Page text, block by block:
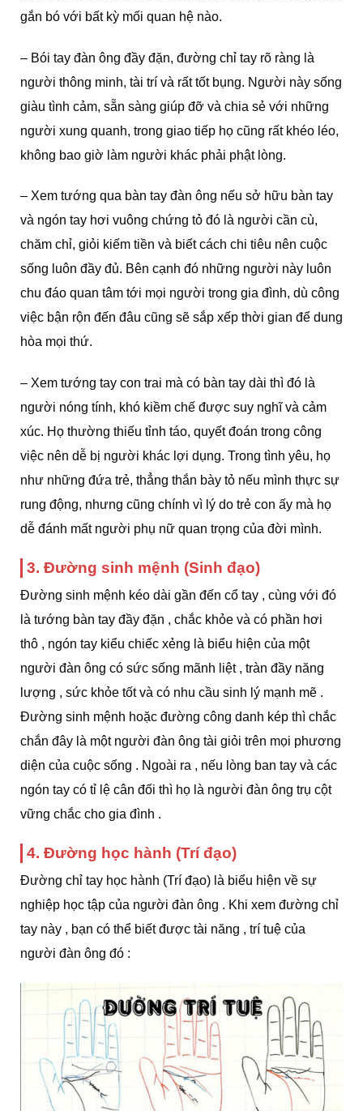
gắn bó với bất kỳ mối quan hệ nào.
– Bói tay đàn ông đầy đặn, đường chỉ tay rõ ràng là
người thông minh, tài trí và rất tốt bụng. Người này sống
giàu tình cảm, sẵn sàng giúp đỡ và chia sẻ với những
người xung quanh, trong giao tiếp họ cũng rất khéo léo,
không bao giờ làm người khác phải phật lòng.
– Xem tướng qua bàn tay đàn ông nếu sở hữu bàn tay
và ngón tay hơi vuông chứng tỏ đó là người cần cù,
chăm chỉ, giỏi kiếm tiền và biết cách chi tiêu nên cuộc
sống luôn đầy đủ. Bên cạnh đó những người này luôn
chu đáo quan tâm tới mọi người trong gia đình, dù công
việc bận rộn đến đâu cũng sẽ sắp xếp thời gian để dung
hòa mọi thứ.
– Xem tướng tay con trai mà có bàn tay dài thì đó là
người nóng tính, khó kiềm chế được suy nghĩ và cảm
xúc. Họ thường thiếu tỉnh táo, quyết đoán trong công
việc nên dễ bị người khác lợi dụng. Trong tình yêu, họ
như những đứa trẻ, thẳng thắn bày tỏ nếu mình thực sự
rung động, nhưng cũng chính vì lý do trẻ con ấy mà họ
dễ đánh mất người phụ nữ quan trọng của đời mình.
3. Đường sinh mệnh (Sinh đạo)
Đường sinh mệnh kéo dài gần đến cổ tay , cùng với đó
là tướng bàn tay đầy đặn , chắc khỏe và có phần hơi
thô , ngón tay kiểu chiếc xẻng là biểu hiện của một
người đàn ông có sức sống mãnh liệt , tràn đầy năng
lượng , sức khỏe tốt và có nhu cầu sinh lý mạnh mẽ .
Đường sinh mệnh hoặc đường công danh kép thì chắc
chắn đây là một người đàn ông tài giỏi trên mọi phương
diện của cuộc sống . Ngoài ra , nếu lòng ban tay và các
ngón tay có tỉ lệ cân đối thì họ là người đàn ông trụ cột
vững chắc cho gia đình .
4. Đường học hành (Trí đạo)
Đường chỉ tay học hành (Trí đạo) là biểu hiện về sự
nghiệp học tập của người đàn ông . Khi xem đường chỉ
tay này , bạn có thể biết được tài năng , trí tuệ của
người đàn ông đó :